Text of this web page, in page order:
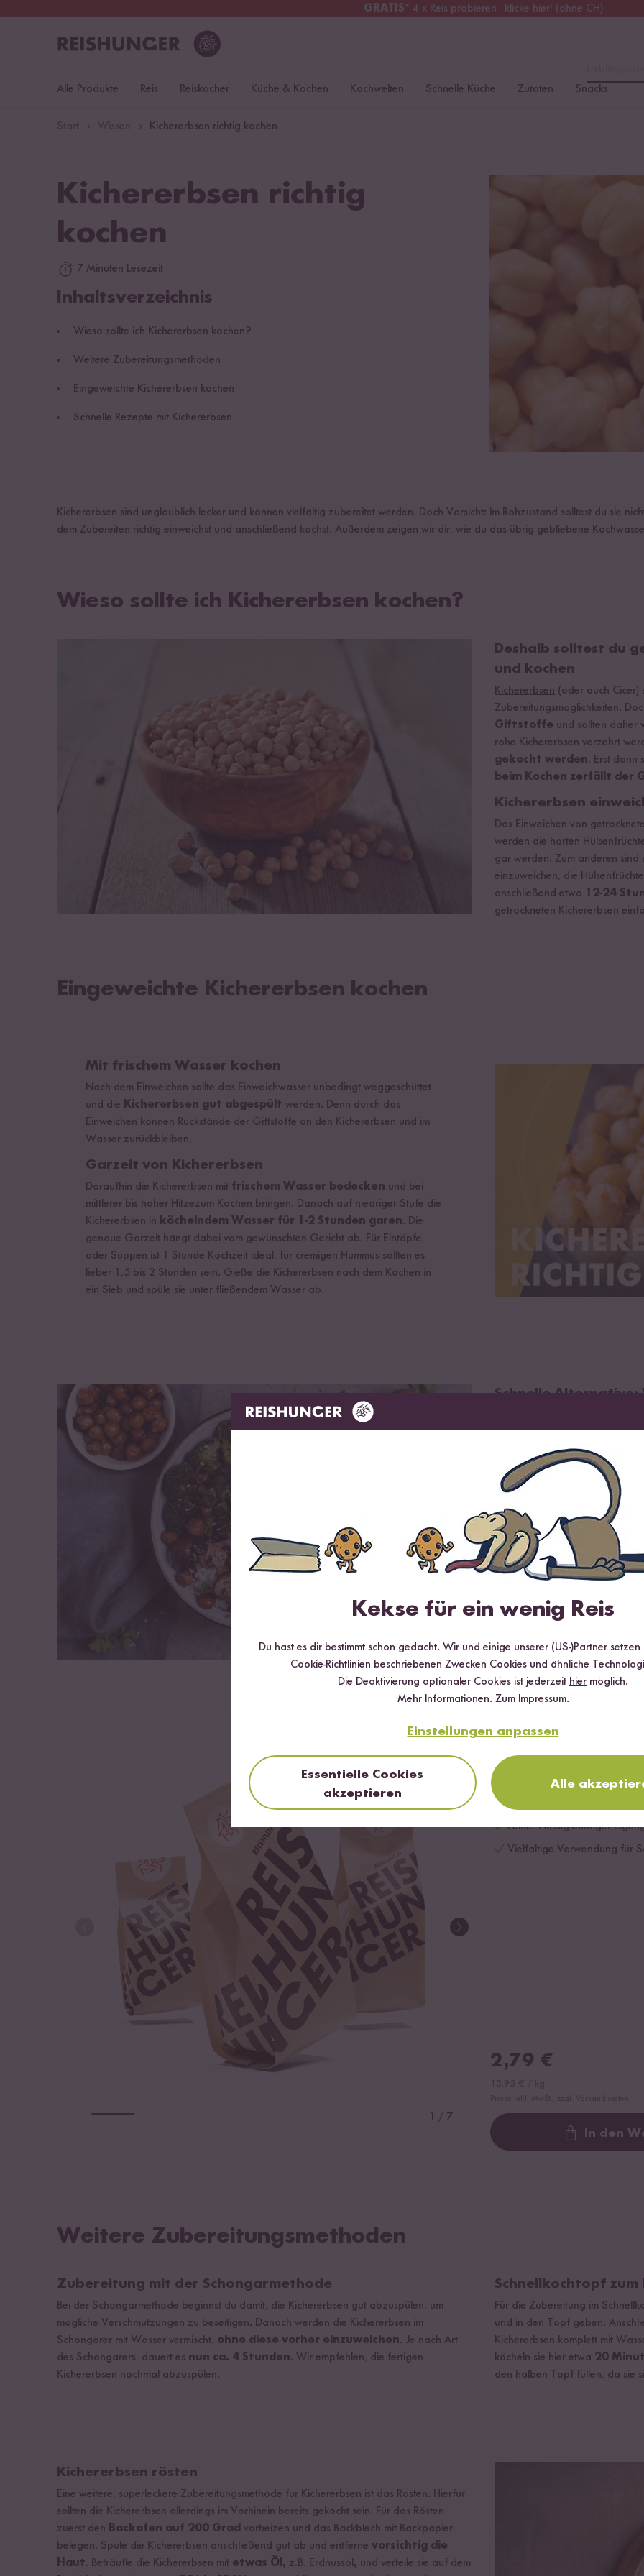
GRATIS* 4 x Reis probieren - klicke hier! (ohne CH)
Kostenloser Versand
Alle Produkte Reis Reiskocher Küche & Kochen Kochwelten Schnelle Küche Zutaten Snacks
Kichererbsen richtig kochen
Kichererbsen richtig
kochen
7 Minuten Lesezeit
Inhaltsverzeichnis
Wieso sollte ich Kichererbsen kochen?
Weitere Zubereitungsmethoden
Eingeweichte Kichererbsen kochen
Schnelle Rezepte mit Kichererbsen
Kichererbsen sind unglaublich lecker und können vielfältig zubereitet werden. Doch Vorsicht: Im Rohzustand solltest du sie
dem Zubereiten richtig einweichst und anschließend kochst. Außerdem zeigen wir dir, wie du das übrig gebliebene
Wieso sollte ich Kichererbsen kochen?
Deshalb solltest du
und kochen
Kichererbsen (oder auch Cicer)
Zubereitungsmöglichkeiten.
Giftstoffe und sollten daher
rohe Kichererbsen verzehrt
gekocht werden. Erst dann
beim Kochen zerfällt der
Kichererbsen
Das Einweichen von
werden die harten
gar werden. Zum anderen sind
einzuweichen, die
anschließend etwa
12-24
getrockneten Kichererbsen
Eingeweichte Kichererbsen kochen
Mit frischem Wasser kochen
Nach dem Einweichen sollte das Einweichwasser unbedingt weggeschüttet
und die Kichererbsen gut abgespült werden. Denn durch das
Einweichen können Rückstände der Giftstoffe an den Kichererbsen und im
Wasser zurückbleiben.
Garzeit von Kichererbsen
Daraufhin die Kichererbsen mit frischem Wasser bedecken und bei
mittlerer bis hoher Hitzezum Kochen bringen. Danach auf niedriger Stufe die
Kichererbsen in köchelndem Wasser für 1-2 Stunden garen. Die
genaue Garzeit hängt dabei vom gewünschten Gericht ab. Für Eintöpfe
oder Suppen ist 1 Stunde Kochzeit ideal, für cremigen Hummus sollten es
lieber 1,5 bis 2 Stunden sein. Gieße die Kichererbsen nach dem Kochen in
ein Sieb und spüle sie unter fließendem Wasser ab.
Schnelle Alternative:
anstatt getrockneter
Glas oder der Konserve
gekocht werden und können
Kichererbsen aus der
Die Hülsenfrüchte aus der
Kichererbsen, sind dafür aber
Dose öffnen, Kichererbsen in
deine Kichererbsen weher
kochen. Die Kichererbsen aus
/ 7
18
BIO
Feiner Nussig-buttriger
Vielfältige Verwendung für
2,79 €
In den
Weitere Zubereitungsmethoden
Zubereitung mit der Schongarmethode
Bei der Schongarmethode beginnst du damit, die Kichererbsen gut abzuspülen, um
mögliche Verschmutzungen zu beseitigen. Danach werden die Kichererbsen im
Schongarer mit Wasser vermischt, ohne diese vorher einzuweichen. Je nach Art
des Schongarers, dauert es nun ca. 4 Stunden. Wir empfehlen, die fertigen
Kichererbsen nochmal abzuspülen.
Schnellkochtopf zum
Für die Zubereitung im
und in den Topf geben.
Kichererbsen komplett mit
köcheln sie hier etwa 20
den halben Topf füllen, da sie
Kichererbsen rösten
Eine weitere, superleckere Zubereitungsmethode für Kichererbsen ist das Rösten. Hierfür
sollten die Kichererbsen allerdings im Vorhinein bereits gekocht sein. Für das Rösten
zuerst den Backofen auf 200 Grad vorheizen und das Backblech mit Backpapier
belegen. Spüle die Kichererbsen anschließend gut ab und entferne vorsichtig die
Haut. Beträufle die Kichererbsen mit etwas Öl, z.B. Erdnussöl , und verteile sie auf dem
Kekse für ein wenig Reis
Du hast es dir bestimmt schon gedacht. Wir und einige unserer (US-)Partner
Cookie-Richtlinien beschriebenen Zwecken Cookies und ähnliche
Die Deaktivierung optionaler Cookies ist jederzeit hier möglich.
Mehr Informationen. Zum Impressum.
Einstellungen anpassen
Essentielle Cookies
akzeptieren
Alle